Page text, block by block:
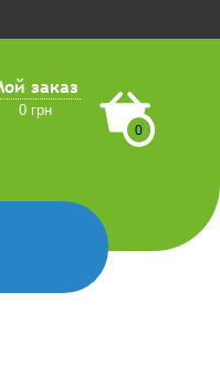
заказ
0 грн
0